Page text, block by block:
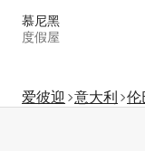
慕尼黑
度假屋
爱彼迎 意大利 伦